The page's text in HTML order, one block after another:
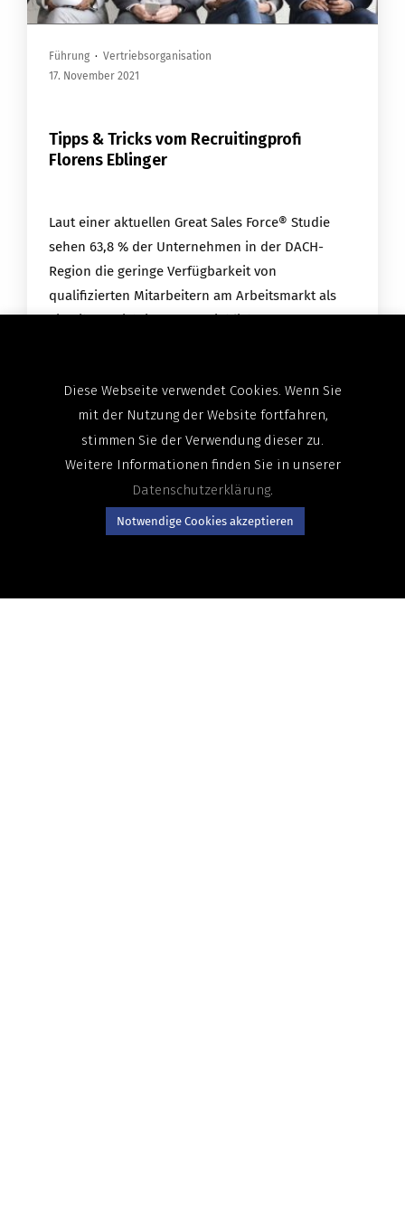
Tipps & Tricks vom Recruitingprofi
Florens Eblinger
Laut einer aktuellen Great Sales Force® Studie
sehen 63,8 % der Unternehmen in der DACH-
Region die geringe Verfügbarkeit von
qualifizierten Mitarbeitern am Arbeitsmarkt als
eine ihrer wichtigsten vertrieblichen
weiterlesen →
Führung · Vertriebsorganisation
17. November 2021
Diese Webseite verwendet Cookies. Wenn Sie
mit der Nutzung der Website fortfahren,
stimmen Sie der Verwendung dieser zu.
Weitere Informationen finden Sie in unserer
Datenschutzerklärung.
Notwendige Cookies akzeptieren